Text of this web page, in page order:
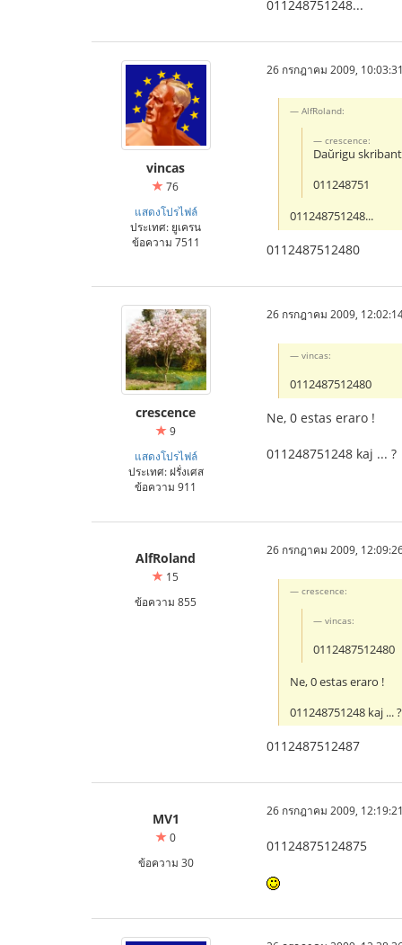
011248751248...
vincas
76
แสดงโปรไฟล์
ประเทศ: ยูเครน
ข้อความ 7511
26 กรกฎาคม 2009, 10:03:31
AlfRoland:
crescence:
Daŭrigu
011248751
011248751248...
0112487512480
crescence
9
แสดงโปรไฟล์
ประเทศ: ฝรั่งเศส
ข้อความ 911
26 กรกฎาคม 2009,
vincas:
0112487512480
Ne, 0 estas eraro !
011248751248 kaj ... ?
AlfRoland
15
ข้อความ 855
26 กรกฎาคม 2009,
crescence:
vincas:
0112487512480
Ne, 0 estas eraro !
011248751248 kaj ... ?
0112487512487
MV1
0
ข้อความ 30
26 กรกฎาคม 2009, 12:19:21
01124875124875